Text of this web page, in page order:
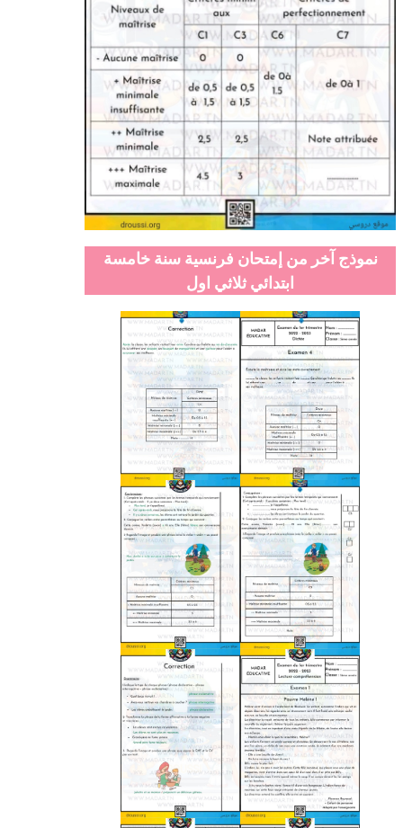
نموذج آخر من إمتحان فرنسية سنة خامسة
ابتدائي ثلاثي اول